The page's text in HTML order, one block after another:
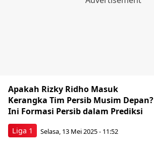
Liga 1
Apakah Rizky Ridho Masuk
Kerangka Tim Persib Musim Depan?
Ini Formasi Persib dalam Prediksi
Selasa, 13 Mei 2025 - 11:52